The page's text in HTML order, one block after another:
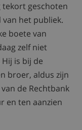
tekort geschoten
het publiek.
boete van
zelf niet
is bij de
broer, aldus zijn
de Rechtbank
en ten aanzien